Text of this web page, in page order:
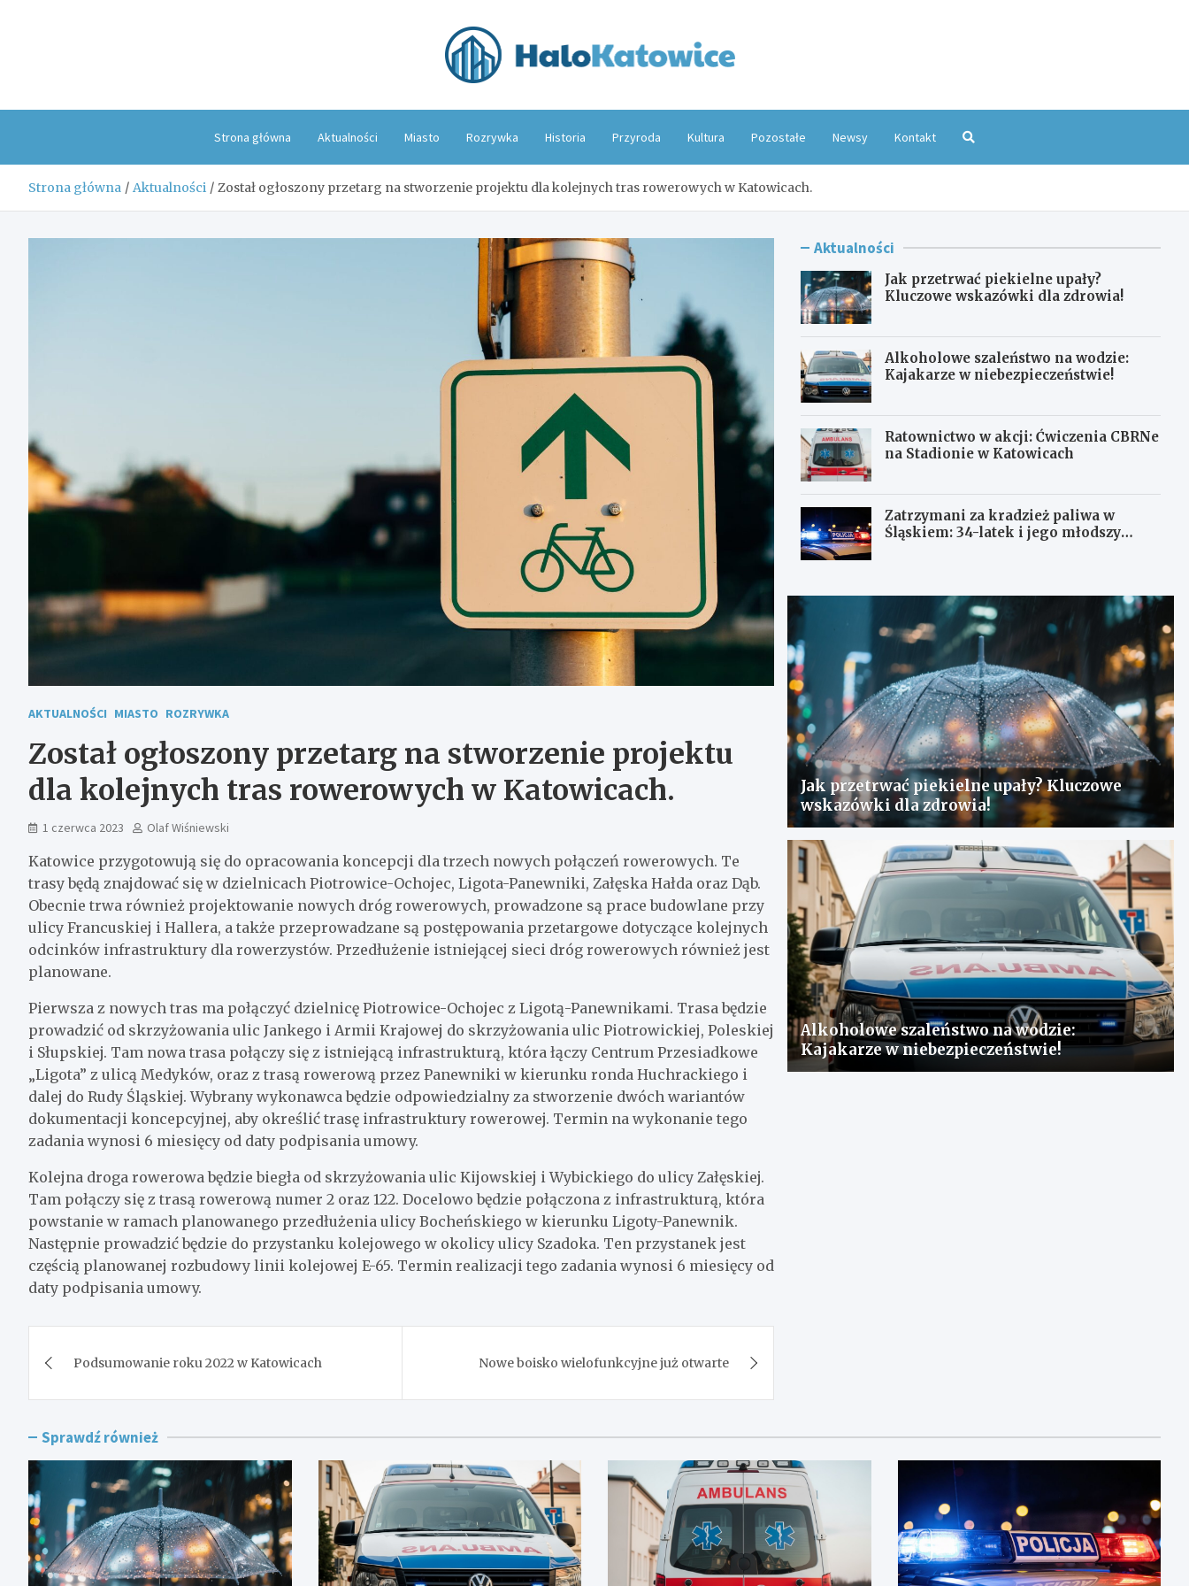
Strona główna Aktualności Miasto Rozrywka Historia Przyroda Kultura Pozostałe Newsy Kontakt
Strona główna Aktualności Został ogłoszony przetarg na stworzenie projektu dla kolejnych tras rowerowych w Katowicach.
AKTUALNOŚCI MIASTO ROZRYWKA
Został ogłoszony przetarg na stworzenie projektu
dla kolejnych tras rowerowych w Katowicach.
1 czerwca 2023 Olaf Wiśniewski
Katowice przygotowują się do opracowania koncepcji dla trzech nowych połączeń rowerowych. Te
trasy będą znajdować się w dzielnicach Piotrowice-Ochojec, Ligota-Panewniki, Załęska Hałda oraz Dąb.
Obecnie trwa również projektowanie nowych dróg rowerowych, prowadzone są prace budowlane przy
ulicy Francuskiej i Hallera, a także przeprowadzane są postępowania przetargowe dotyczące kolejnych
odcinków infrastruktury dla rowerzystów. Przedłużenie istniejącej sieci dróg rowerowych również jest
planowane.
Pierwsza z nowych tras ma połączyć dzielnicę Piotrowice-Ochojec z Ligotą-Panewnikami. Trasa będzie
prowadzić od skrzyżowania ulic Jankego i Armii Krajowej do skrzyżowania ulic Piotrowickiej, Poleskiej
i Słupskiej. Tam nowa trasa połączy się z istniejącą infrastrukturą, która łączy Centrum Przesiadkowe
„Ligota” z ulicą Medyków, oraz z trasą rowerową przez Panewniki w kierunku ronda Huchrackiego i
dalej do Rudy Śląskiej. Wybrany wykonawca będzie odpowiedzialny za stworzenie dwóch wariantów
dokumentacji koncepcyjnej, aby określić trasę infrastruktury rowerowej. Termin na wykonanie tego
zadania wynosi 6 miesięcy od daty podpisania umowy.
Kolejna droga rowerowa będzie biegła od skrzyżowania ulic Kijowskiej i Wybickiego do ulicy Załęskiej.
Tam połączy się z trasą rowerową numer 2 oraz 122. Docelowo będzie połączona z infrastrukturą, która
powstanie w ramach planowanego przedłużenia ulicy Bocheńskiego w kierunku Ligoty-Panewnik.
Następnie prowadzić będzie do przystanku kolejowego w okolicy ulicy Szadoka. Ten przystanek jest
częścią planowanej rozbudowy linii kolejowej E-65. Termin realizacji tego zadania wynosi 6 miesięcy od
daty podpisania umowy.
wpisu
Podsumowanie roku 2022 w Katowicach Nowe boisko wielofunkcyjne już otwarte
Aktualności
Jak przetrwać piekielne upały?
Kluczowe wskazówki dla zdrowia!
Alkoholowe szaleństwo na wodzie:
Kajakarze w niebezpieczeństwie!
Ratownictwo w akcji: Ćwiczenia CBRNe
na Stadionie w Katowicach
Zatrzymani za kradzież paliwa w
Śląskiem: 34-latek i jego młodszy
Jak przetrwać piekielne upały? Kluczowe
wskazówki dla zdrowia!
Alkoholowe szaleństwo na wodzie:
Kajakarze w niebezpieczeństwie!
Sprawdź również